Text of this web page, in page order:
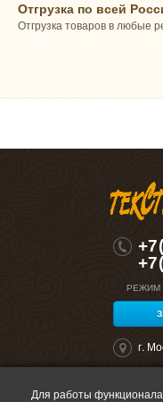
Отгрузка по всей
Отгрузка товаров в любые
РЕЖИМ
г.
Для работы